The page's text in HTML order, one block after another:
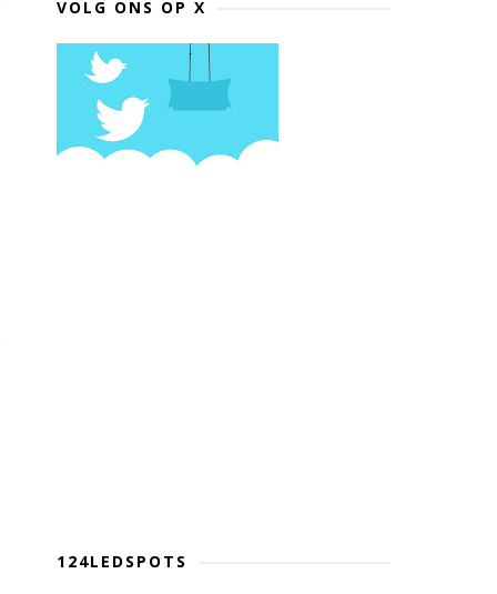
VOLG ONS OP X
124LEDSPOTS